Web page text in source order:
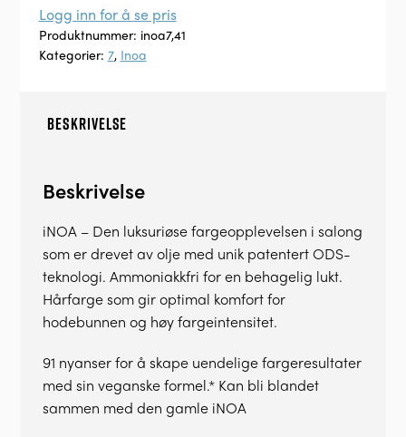
Logg inn for å se pris
Produktnummer: inoa7,41
Kategorier: 7, Inoa
BESKRIVELSE
Beskrivelse
iNOA – Den luksuriøse fargeopplevelsen i salong
som er drevet av olje med unik patentert ODS-
teknologi. Ammoniakkfri for en behagelig lukt.
Hårfarge som gir optimal komfort for
hodebunnen og høy fargeintensitet.
91 nyanser for å skape uendelige fargeresultater
med sin veganske formel.* Kan bli blandet
sammen med den gamle iNOA